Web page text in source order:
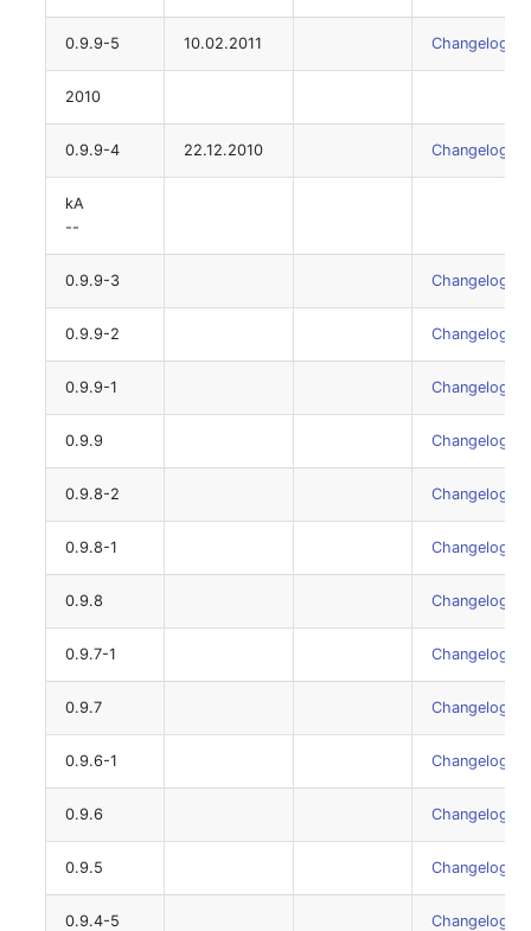
0.9.9-5 10.02.2011 Changelog
2010
0.9.9-4 22.12.2010 Changelog
kA
--
0.9.9-3 Changelog
0.9.9-2 Changelog
0.9.9-1 Changelog
0.9.9 Changelog
0.9.8-2 Changelog
0.9.8-1 Changelog
0.9.8 Changelog
0.9.7-1 Changelog
0.9.7 Changelog
0.9.6-1 Changelog
0.9.6 Changelog
0.9.5 Changelog
0.9.4-5 Changelog